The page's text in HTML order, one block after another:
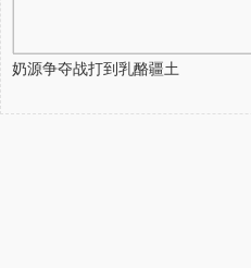
奶源争夺战打到乳酪疆土